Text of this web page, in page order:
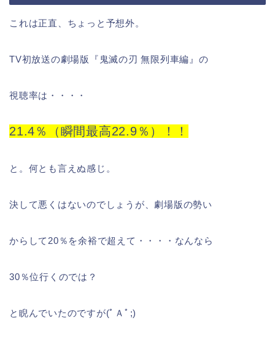
これは正直、ちょっと予想外。
TV初放送の劇場版『鬼滅の刃 無限列車編』の
視聴率は・・・・
21.4％（瞬間最高22.9％）！！
と。何とも言えぬ感じ。
決して悪くはないのでしょうが、劇場版の勢い
からして20％を余裕で超えて・・・・なんなら
30％位行くのでは？
と睨んでいたのですが(ﾟＡﾟ;)